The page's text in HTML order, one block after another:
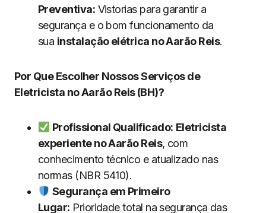
Preventiva: Vistorias para garantir a
segurança e o bom funcionamento da
sua instalação elétrica no Aarão Reis.
Por Que Escolher Nossos Serviços de
Eletricista no Aarão Reis (BH)?
Profissional Qualificado: Eletricista
experiente no Aarão Reis, com
conhecimento técnico e atualizado nas
normas (NBR 5410).
Segurança em Primeiro
Lugar: Prioridade total na segurança das